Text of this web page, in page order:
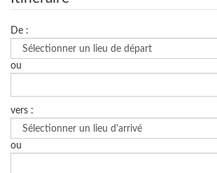
De :
ou
vers :
ou